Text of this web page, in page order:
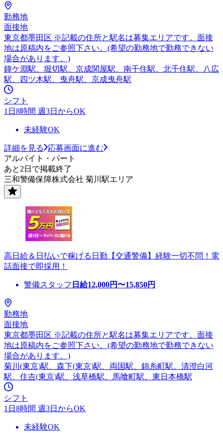
勤務地
面接地
東京都墨田区 ※記載の住所と駅名は募集エリアです。面接
地は原稿内をご参照下さい。(希望の勤務地で勤務できない
場合があります。)
鐘ケ淵駅、堀切駅、京成関屋駅、南千住駅、北千住駅、八広
駅、四ツ木駅、曳舟駅、京成曳舟駅
シフト
1日8時間 週3日からOK
未経験OK
詳細を見る
応募画面に進む
アルバイト・パート
あと2日で掲載終了
三和警備保障株式会社 菊川駅エリア
高日給＆日払いで稼げる日勤【交通警備】経験一切不問！電
話面接で即採用！
警備スタッフ 日給12,000円〜15,850円
勤務地
面接地
東京都墨田区 ※記載の住所と駅名は募集エリアです。面接
地は原稿内をご参照下さい。(希望の勤務地で勤務できない
場合があります。)
菊川(東京)駅、森下(東京)駅、両国駅、錦糸町駅、清澄白河
駅、住吉(東京)駅、浅草橋駅、馬喰町駅、東日本橋駅
シフト
1日8時間 週3日からOK
未経験OK